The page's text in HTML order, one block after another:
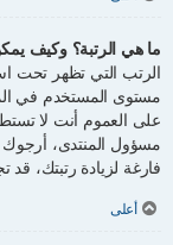
ما هي الرتبة؟ وكيف
الرتب التي تظهر تحت
مستوى المستخدم في
على العموم أنت لا
مسؤول المنتدى، أرجوك
فارغة لزيادة رتبتك،
أعلى